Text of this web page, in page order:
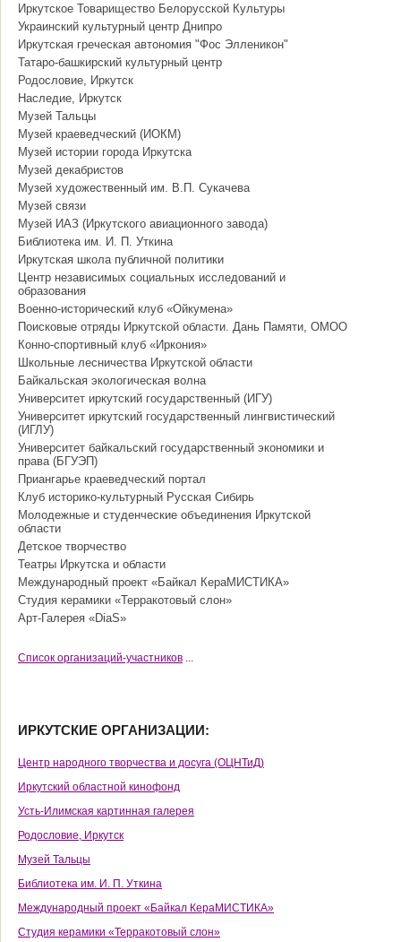
Иркутское Товарищество Белорусской Культуры
Украинский культурный центр Днипро
Иркутская греческая автономия "Фос Элленикон"
Татаро-башкирский культурный центр
Родословие, Иркутск
Наследие, Иркутск
Музей Тальцы
Музей краеведческий (ИОКМ)
Музей истории города Иркутска
Музей декабристов
Музей художественный им. В.П. Сукачева
Музей связи
Музей ИАЗ (Иркутского авиационного завода)
Библиотека им. И. П. Уткина
Иркутская школа публичной политики
Центр независимых социальных исследований и
образования
Военно-исторический клуб «Ойкумена»
Поисковые отряды Иркутской области. Дань Памяти, ОМОО
Конно-спортивный клуб «Иркония»
Школьные лесничества Иркутской области
Байкальская экологическая волна
Университет иркутский государственный (ИГУ)
Университет иркутский государственный лингвистический
(ИГЛУ)
Университет байкальский государственный экономики и
права (БГУЭП)
Приангарье краеведческий портал
Клуб историко-культурный Русская Сибирь
Молодежные и студенческие объединения Иркутской
области
Детское творчество
Театры Иркутска и области
Международный проект «Байкал КераМИСТИКА»
Студия керамики «Терракотовый слон»
Арт-Галерея «DiaS»
Cписок организаций-участников ...
ИРКУТСКИЕ ОРГАНИЗАЦИИ:
Центр народного творчества и досуга (ОЦНТиД)
Иркутский областной кинофонд
Усть-Илимская картинная галерея
Родословие, Иркутск
Музей Тальцы
Библиотека им. И. П. Уткина
Международный проект «Байкал КераМИСТИКА»
Студия керамики «Терракотовый слон»